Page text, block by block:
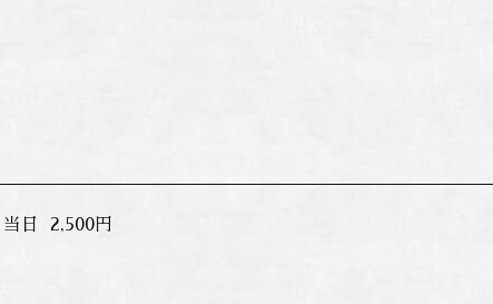
日 2,500円